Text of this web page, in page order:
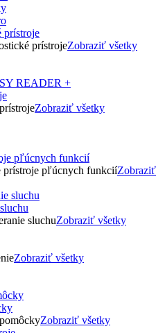
prístroje
prístrojeZobraziť všetky
Zobraziť všetky
pľúcnych funkcií
prístroje pľúcnych funkciíZobraziť
sluchuZobraziť všetky
Zobraziť všetky
Zobraziť všetky